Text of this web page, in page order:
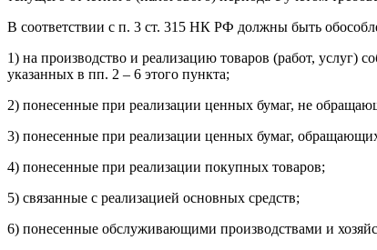
В соответствии с п. 3 ст. 315 НК РФ должны быть
1) на производство и реализацию товаров (работ, услуг)
указанных в пп. 2 – 6 этого пункта;
2) понесенные при реализации ценных бумаг, не
3) понесенные при реализации ценных бумаг,
4) понесенные при реализации покупных товаров;
5) связанные с реализацией основных средств;
6) понесенные обслуживающими производствами и